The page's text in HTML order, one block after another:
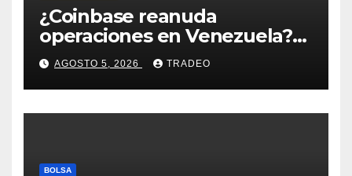
¿Coinbase reanuda
operaciones en Venezuela?
Post críptico enciende el
debate
AGOSTO 5, 2026 TRADEO
BOLSA